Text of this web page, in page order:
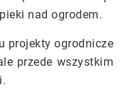
nad ogrodem.
projekty ogrodnicze
przede wszystkim